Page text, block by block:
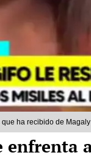
ha recibido de
enfrenta